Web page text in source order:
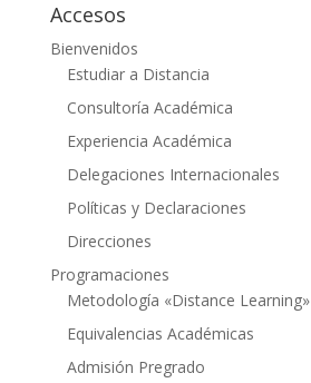
Accesos
Bienvenidos
Estudiar a Distancia
Consultoría Académica
Experiencia Académica
Delegaciones Internacionales
Políticas y Declaraciones
Direcciones
Programaciones
Metodología «Distance Learning»
Equivalencias Académicas
Admisión Pregrado